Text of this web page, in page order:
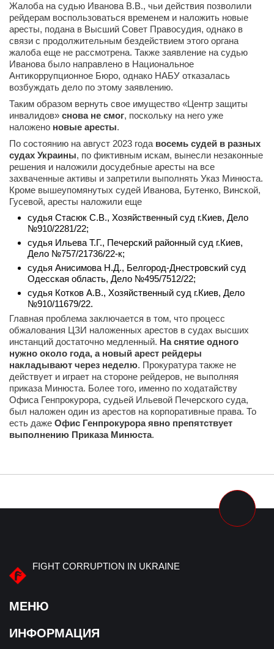
Жалоба на судью Иванова В.В., чьи действия позволили
рейдерам воспользоваться временем и наложить новые
аресты, подана в Высший Совет Правосудия, однако в
связи с продолжительным бездействием этого органа
жалоба еще не рассмотрена. Также заявление на судью
Иванова было направлено в Национальное
Антикоррупционное Бюро, однако НАБУ отказалась
возбуждать дело по этому заявлению.
Таким образом вернуть свое имущество «Центр защиты
инвалидов» снова не смог, поскольку на него уже
наложено новые аресты.
По состоянию на август 2023 года восемь судей в разных
судах Украины, по фиктивным искам, вынесли незаконные
решения и наложили досудебные аресты на все
захваченные активы и запретили выполнять Указ Минюста.
Кроме вышеупомянутых судей Иванова, Бутенко, Винской,
Гусевой, аресты наложили еще
судья Стасюк С.В., Хозяйственный суд г.Киев, Дело
№910/2281/22;
судья Ильева Т.Г., Печерский районный суд г.Киев,
Дело №757/21736/22-к;
судья Анисимова Н.Д., Белгород-Днестровский суд
Одесская область, Дело №495/7512/22;
судья Котков А.В., Хозяйственный суд г.Киев, Дело
№910/11679/22.
Главная проблема заключается в том, что процесс
обжалования ЦЗИ наложенных арестов в судах высших
инстанций достаточно медленный. На снятие одного
нужно около года, а новый арест рейдеры
накладывают через неделю. Прокуратура также не
действует и играет на стороне рейдеров, не выполняя
приказа Минюста. Более того, именно по ходатайству
Офиса Генпрокурора, судьей Ильевой Печерского суда,
был наложен один из арестов на корпоративные права. То
есть даже Офис Генпрокурора явно препятствует
выполнению Приказа Минюста.
FIGHT CORRUPTION IN UKRAINE
МЕНЮ
О нас
ИНФОРМАЦИЯ